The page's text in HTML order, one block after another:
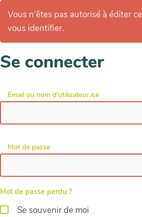
Vous n'êtes pas autorisé à éditer
vous identifier.
Se connecter
Email ou nom d'utilisateur.ice
Mot de passe
Mot de passe perdu ?
Se souvenir de moi